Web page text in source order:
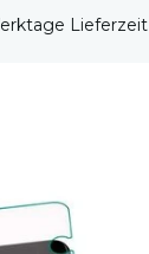
Lieferzeit